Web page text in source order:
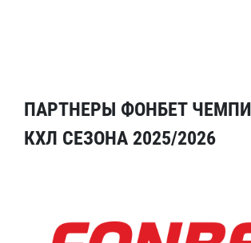
ПАРТНЕРЫ ФОНБЕТ
КХЛ СЕЗОНА 2025/2026